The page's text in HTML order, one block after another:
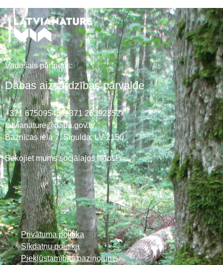
Vadošais partneris:
Dabas aizsardzības pārvalde
+371 67509545,+371 26392352
latvianature@daba.gov.lv
Baznīcas iela 7, Sigulda, LV-2150
Sekojiet mums sociālajos tīklos!
Privātuma politika
Sīkdatņu politika
Piekļūstamības paziņojums